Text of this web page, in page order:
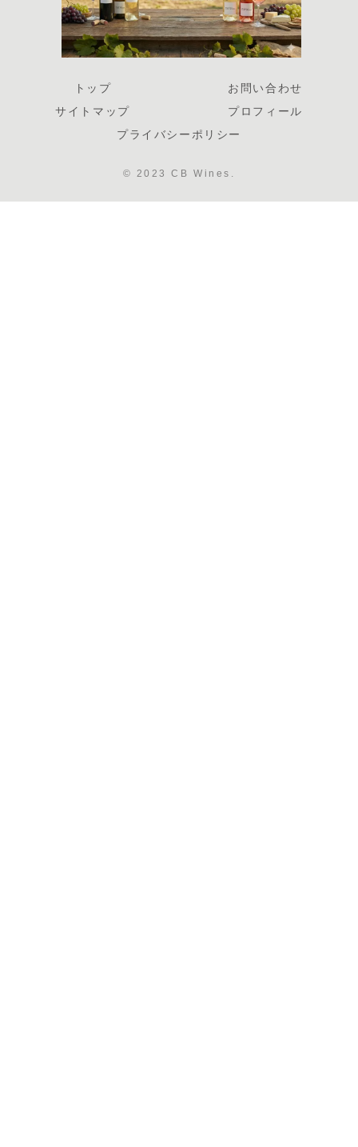
トップ
お問い合わせ
サイトマップ
プロフィール
プライバシーポリシー
© 2023 CB Wines.